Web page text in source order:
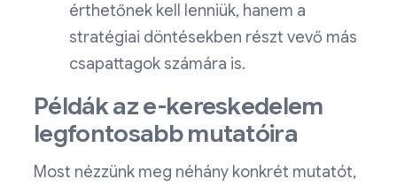
érthetőnek kell lenniük, hanem a
stratégiai döntésekben részt vevő más
csapattagok számára is.
Példák az e-kereskedelem
legfontosabb mutatóira
Most nézzünk meg néhány konkrét mutatót,